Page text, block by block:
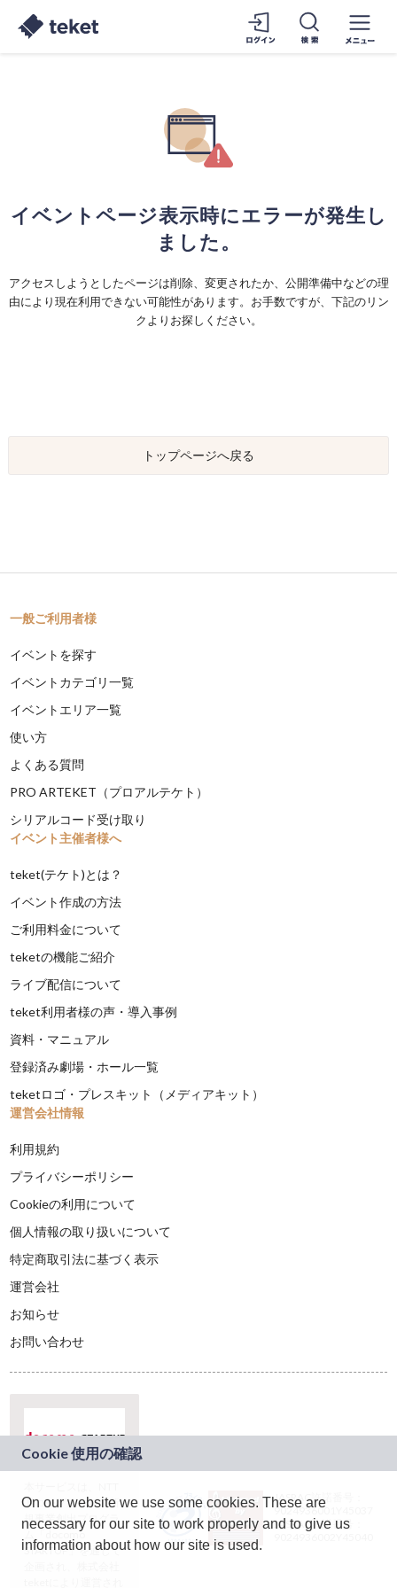
イベントページ表示時にエラーが発生し
ました。
アクセスしようとしたページは削除、変更されたか、公開準備中などの理
由により現在利用できない可能性があります。お手数ですが、下記のリン
クよりお探しください。
トップページへ戻る
一般ご利用者様
イベントを探す
イベントカテゴリ一覧
イベントエリア一覧
使い方
よくある質問
PRO ARTEKET（プロアルテケト）
シリアルコード受け取り
イベント主催者様へ
teket(テケト)とは？
イベント作成の方法
ご利用料金について
teketの機能ご紹介
ライブ配信について
teket利用者様の声・導入事例
資料・マニュアル
登録済み劇場・ホール一覧
teketロゴ・プレスキット（メディアキット）
運営会社情報
利用規約
プライバシーポリシー
Cookieの利用について
個人情報の取り扱いについて
特定商取引法に基づく表示
運営会社
お知らせ
お問い合わせ
ドコモグループの新
規事業創出プログラ
ム「docomo
STARTUP」を通じて
JASRAC許諾番号：
9024936001Y45037
JASRAC許諾番号：
On our website we use some cookies. These are
necessary for our site to work properly and to give us
information about how our site is used.